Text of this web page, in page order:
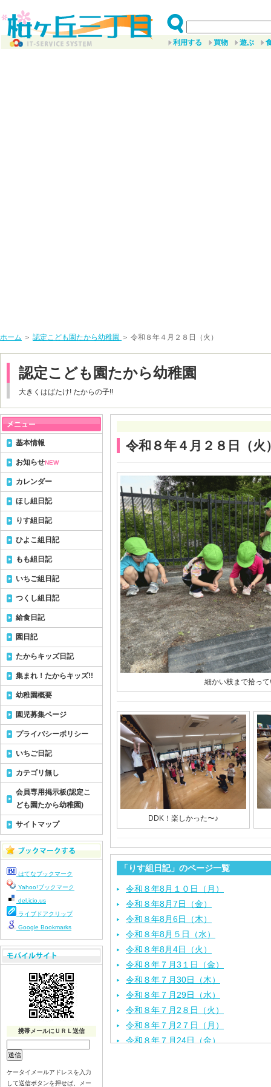
利用する 買物 遊ぶ
ホーム ＞ 認定こども園たから幼稚園 ＞ 令和８年４月２８日（火）
認定こども園たから幼稚園
大きくはばたけ! たからの子!!
令和８年４月２８日（火
細かい枝まで拾っ
DDK！楽しかった〜♪
「りす組日記」のページ一覧
令和８年8月１０日（月）
令和８年8月7日（金）
令和８年8月6日（木）
令和８年8月５日（水）
令和８年8月4日（火）
令和８年７月3１日（金）
令和８年７月30日（木）
令和８年７月29日（水）
令和８年７月2８日（火）
令和８年７月2７日（月）
令和８年７月24日（金）
基本情報
お知らせNEW
カレンダー
ほし組日記
りす組日記
ひよこ組日記
もも組日記
いちご組日記
つくし組日記
給食日記
園日記
たからキッズ日記
集まれ！たからキッズ!!
幼稚園概要
園児募集ページ
プライバシーポリシー
いちご日記
カテゴリ無し
会員専用掲示板(認定こ
ども園たから幼稚園)
サイトマップ
はてなブックマーク
Yahoo!ブックマーク
del.icio.us
ライブドアクリップ
Google Bookmarks
携帯メールにＵＲＬ送信
ケータイメールアドレスを入力
して送信ボタンを押せば、メー